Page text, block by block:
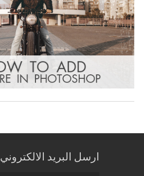
ارسل البريد الالكتروني